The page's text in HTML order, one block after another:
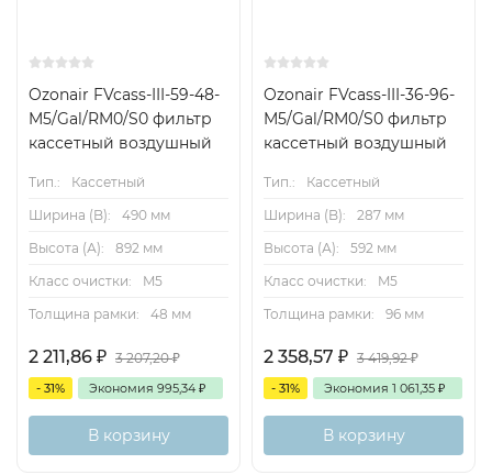
Ozonair FVcass-III-59-48-
M5/Gal/RM0/S0 фильтр
кассетный воздушный
Тип.:
Кассетный
Ширина (B):
490 мм
Высота (А):
892 мм
Класс очистки:
M5
Толщина рамки:
48 мм
2 211,86 ₽ 3 207,20₽
- 31% Экономия 995,34 ₽
В корзину
Ozonair FVcass-III-36-96-
M5/Gal/RM0/S0 фильтр
кассетный воздушный
Тип.:
Кассетный
Ширина (B):
287 мм
Высота (А):
592 мм
Класс очистки:
M5
Толщина рамки:
96 мм
2 358,57 ₽ 3 419,92₽
- 31% Экономия 1 061,35 ₽
В корзину